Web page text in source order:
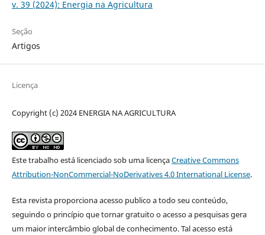
v. 39 (2024): Energia na Agricultura
Seção
Artigos
Licença
Copyright (c) 2024 ENERGIA NA AGRICULTURA
Este trabalho está licenciado sob uma licençaCreative Commons
Attribution-NonCommercial-NoDerivatives 4.0 International License.
Esta revista proporciona acesso publico a todo seu conteúdo,
seguindo o princípio que tornar gratuito o acesso a pesquisas gera
um maior intercâmbio global de conhecimento. Tal acesso está